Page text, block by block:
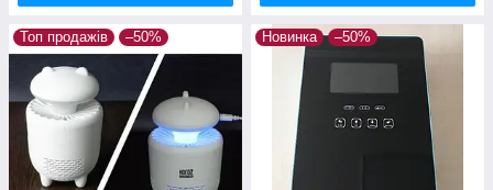
Топ продажів –50% Новинка –50%